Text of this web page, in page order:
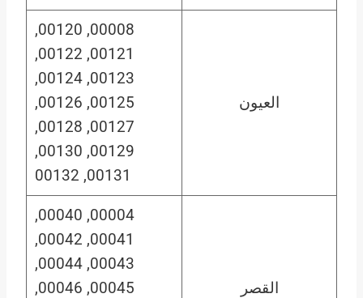
العيون
00008, 00120,
00121, 00122,
00123, 00124,
00125, 00126,
00127, 00128,
00129, 00130,
00131, 00132
القصر
00004, 00040,
00041, 00042,
00043, 00044,
00045, 00046,